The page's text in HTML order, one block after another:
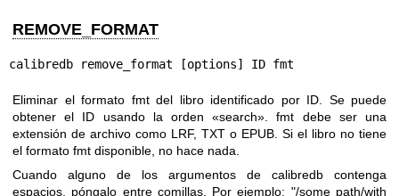
REMOVE_FORMAT
calibredb remove_format [options] ID fmt
Eliminar el formato fmt del libro identificado por ID. Se puede
obtener el ID usando la orden «search». fmt debe ser una
extensión de archivo como LRF, TXT o EPUB. Si el libro no tiene
el formato fmt disponible, no hace nada.
Cuando alguno de los argumentos de calibredb contenga
espacios, póngalo entre comillas. Por ejemplo: "/some path/with